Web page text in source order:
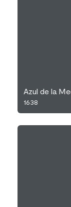
Azul de la
1638